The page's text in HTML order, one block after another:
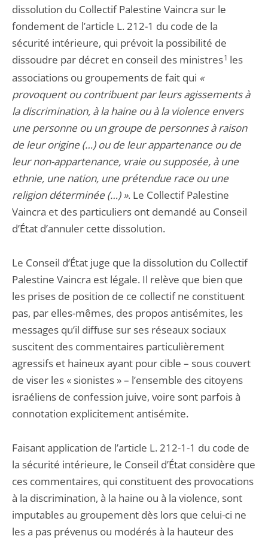
dissolution du Collectif Palestine Vaincra sur le
fondement de l’article L. 212-1 du code de la
sécurité intérieure, qui prévoit la possibilité de
dissoudre par décret en conseil des ministres1 les
associations ou groupements de fait qui «
provoquent ou contribuent par leurs agissements à
la discrimination, à la haine ou à la violence envers
une personne ou un groupe de personnes à raison
de leur origine (…) ou de leur appartenance ou de
leur non-appartenance, vraie ou supposée, à une
ethnie, une nation, une prétendue race ou une
religion déterminée (…) ». Le Collectif Palestine
Vaincra et des particuliers ont demandé au Conseil
d’État d’annuler cette dissolution.
Le Conseil d’État juge que la dissolution du Collectif
Palestine Vaincra est légale. Il relève que bien que
les prises de position de ce collectif ne constituent
pas, par elles-mêmes, des propos antisémites, les
messages qu’il diffuse sur ses réseaux sociaux
suscitent des commentaires particulièrement
agressifs et haineux ayant pour cible – sous couvert
de viser les « sionistes » – l’ensemble des citoyens
israéliens de confession juive, voire sont parfois à
connotation explicitement antisémite.
Faisant application de l’article L. 212-1-1 du code de
la sécurité intérieure, le Conseil d’État considère que
ces commentaires, qui constituent des provocations
à la discrimination, à la haine ou à la violence, sont
imputables au groupement dès lors que celui-ci ne
les a pas prévenus ou modérés à la hauteur des